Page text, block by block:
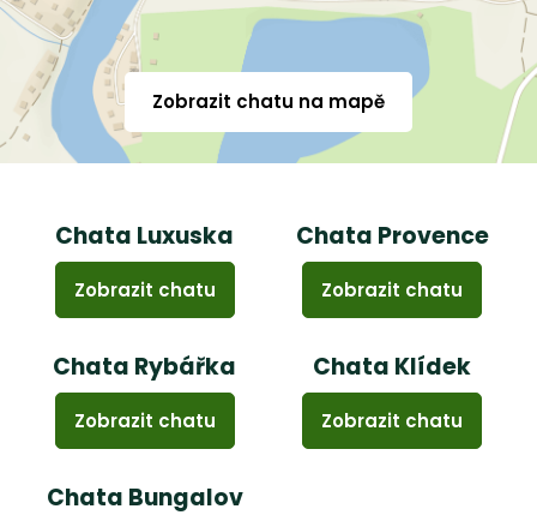
Zobrazit chatu na mapě
Chata Luxuska
Zobrazit chatu
Chata Provence
Zobrazit chatu
Chata Rybářka
Zobrazit chatu
Chata Klídek
Zobrazit chatu
Chata Bungalov